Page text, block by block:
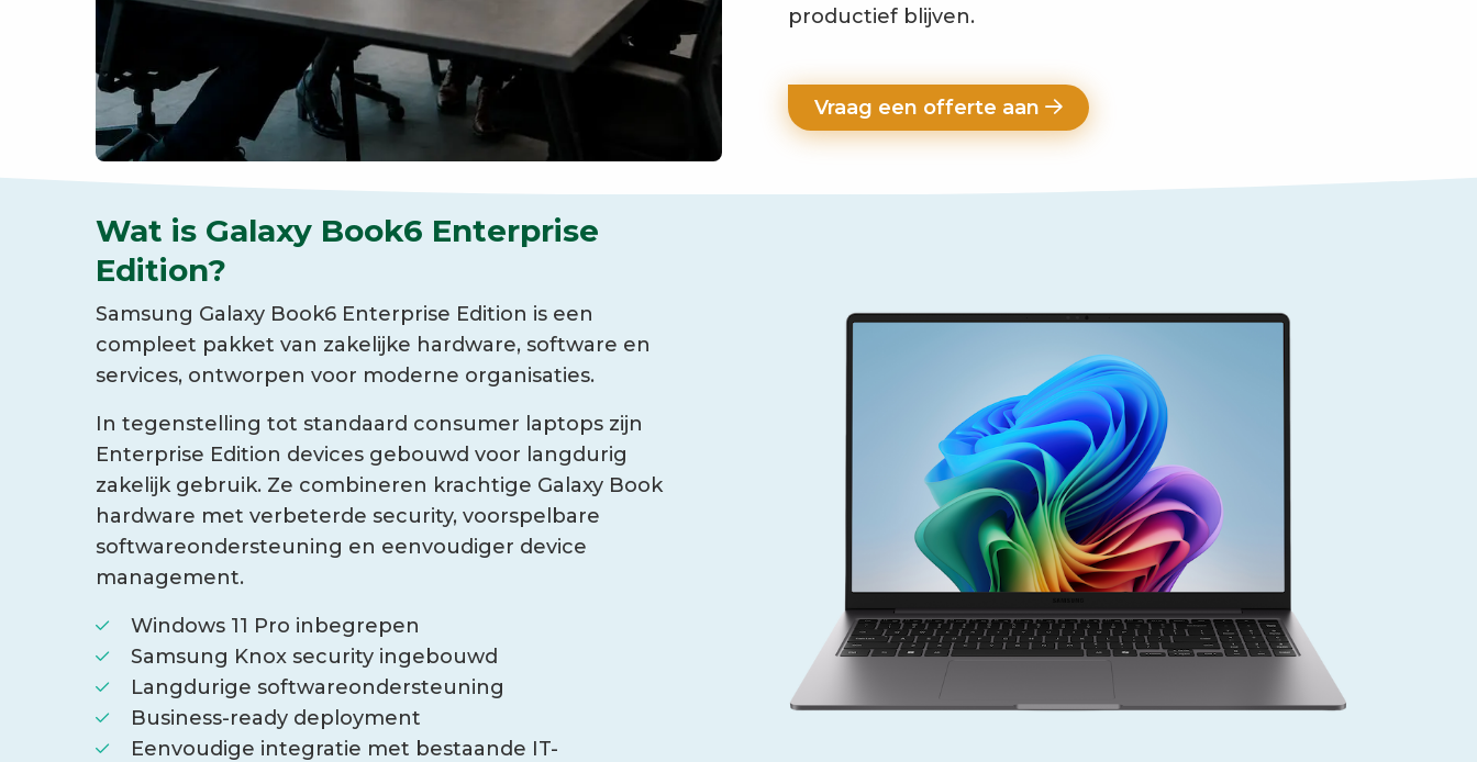
productief blijven.
Vraag een offerte aan
Wat is Galaxy Book6 Enterprise
Edition?
Samsung Galaxy Book6 Enterprise Edition is een
compleet pakket van zakelijke hardware, software en
services, ontworpen voor moderne organisaties.
In tegenstelling tot standaard consumer laptops zijn
Enterprise Edition devices gebouwd voor langdurig
zakelijk gebruik. Ze combineren krachtige Galaxy Book
hardware met verbeterde security, voorspelbare
softwareondersteuning en eenvoudiger device
management.
Windows 11 Pro inbegrepen
Samsung Knox security ingebouwd
Langdurige softwareondersteuning
Business-ready deployment
Eenvoudige integratie met bestaande IT-